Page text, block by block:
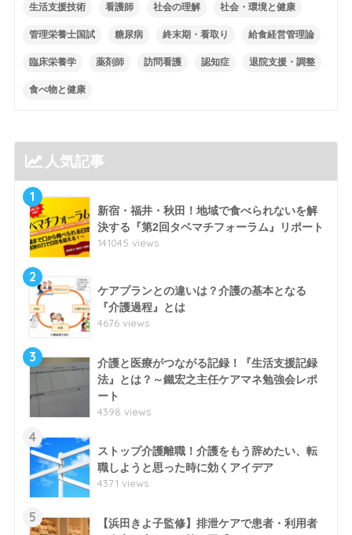
生活支援技術 看護師 社会の理解 社会・環境と健康
管理栄養士国試 糖尿病 終末期・看取り 給食経営管理論
臨床栄養学 薬剤師 訪問看護 認知症 退院支援・調整
食べ物と健康
人気記事
1
新宿・福井・秋田！地域で食べられないを解
決する『第2回タベマチフォーラム』リポート
141045 views
2
ケアプランとの違いは？介護の基本となる
『介護過程』とは
4676 views
3
介護と医療がつながる記録！『生活支援記録
法』とは？～鐵宏之主任ケアマネ勉強会レポ
ート
4398 views
4
ストップ介護離職！介護をもう辞めたい、転
職しようと思った時に効くアイデア
4371 views
5
【浜田きよ子監修】排泄ケアで患者・利用者